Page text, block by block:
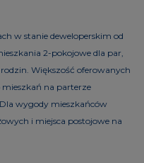
w stanie deweloperskim od
2-pokojowe dla par,
Większość oferowanych
na parterze
wygody mieszkańców
i miejsca postojowe na